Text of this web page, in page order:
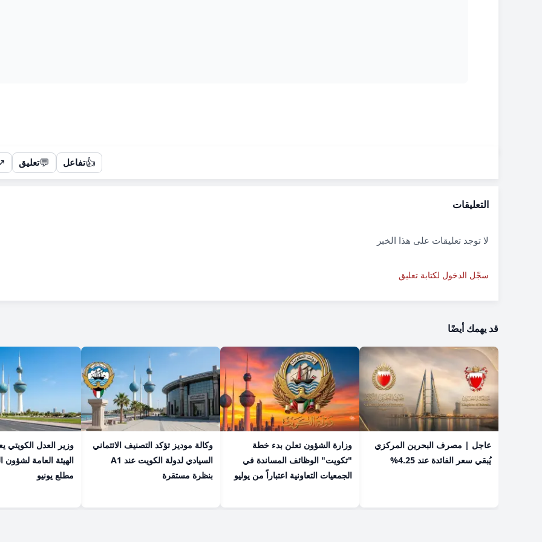
👍تفاعل 💬تعليق
التعليقات
لا توجد تعليقات على هذا الخبر
سجّل الدخول لكتابة تعليق
قد يهمك أيضًا
عاجل | مصرف البحرين المركزي
يُبقي سعر الفائدة عند 4.25%
​وزارة الشؤون تعلن بدء خطة
"تكويت" الوظائف المساندة في
الجمعيات التعاونية اعتباراً من يوليو
وكالة موديز تؤكد التصنيف الائتماني
السيادي لدولة الكويت عند A1
بنظرة مستقرة
وزير العدل الكويتي
الهيئة العامة لشؤون
مطلع يونيو